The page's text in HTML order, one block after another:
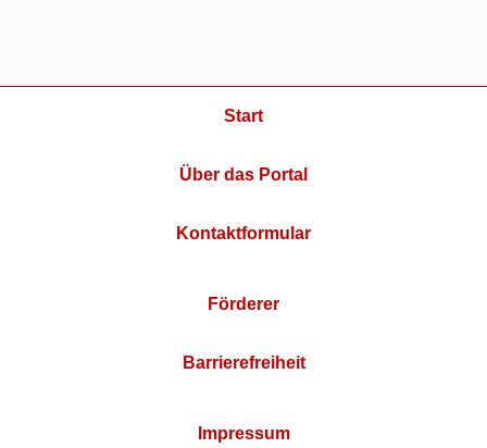
Start
Über das Portal
Kontaktformular
Förderer
Barrierefreiheit
Impressum